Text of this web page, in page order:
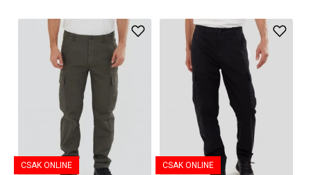
CSAK ONLINE CSAK ONLINE